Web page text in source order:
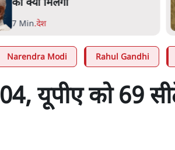
को क्या मिलेगा
7 Min.देश
Narendra Modi Rahul Gandhi
यूपीए को 69